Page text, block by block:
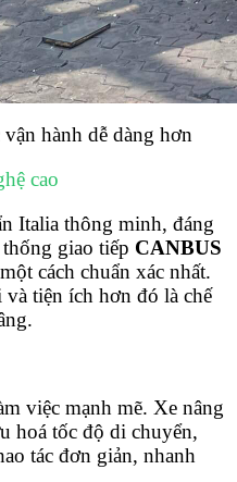
hành dễ dàng hơn
cao
Italia thông minh, đáng
giao tiếp CANBUS
cách chuẩn xác nhất.
tiện ích hơn đó là chế
việc mạnh mẽ. Xe nâng
hoá tốc độ di chuyển,
tác đơn giản, nhanh